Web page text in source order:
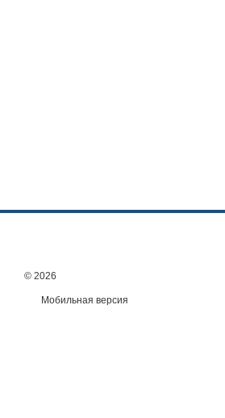
© 2026
Мобильная версия